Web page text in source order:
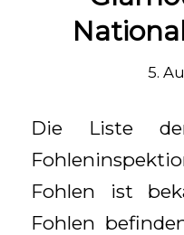
5.
Die Liste
Fohlen ist
Fohlen